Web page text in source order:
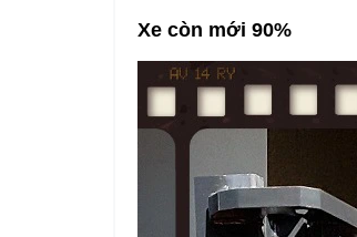
Xe còn mới 90%